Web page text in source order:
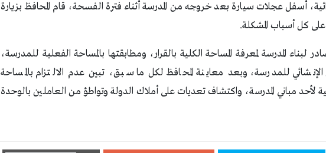
أسفل عجلات سيارة بعد خروجه من المدرسة أثناء فترة الفسحة، قام المحافظ بزيارة
كل أسباب المشكلة.
لبناء المدرسة لمعرفة المساحة الكلية بالقرار، ومطابقتها بالمساحة الفعلية للمدرسة،
للمدرسة، وبعد معاينة المحافظ لكل ما سبق، تبين عدم الالتزام بالمساحة
لأحد مباني المدرسة، واكتشاف تعديات على أملاك الدولة وتواطؤ من العاملين بالوحدة